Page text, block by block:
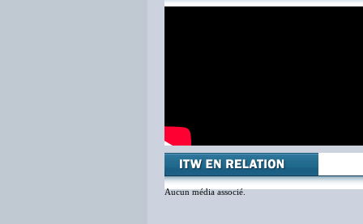
Aucun média associé.